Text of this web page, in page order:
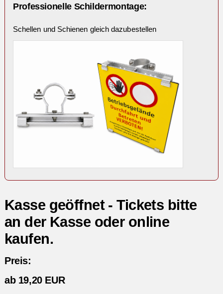
Professionelle Schildermontage:
Schellen und Schienen gleich dazubestellen
Kasse geöffnet - Tickets bitte
an der Kasse oder online
kaufen.
Preis:
ab 19,20 EUR